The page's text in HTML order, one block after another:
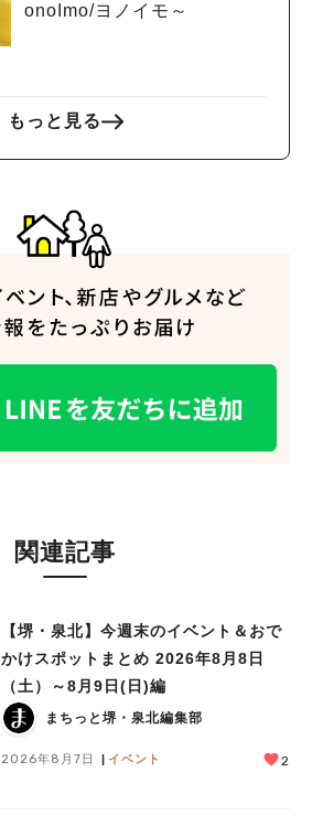
onoImo/ヨノイモ～
もっと見る
関連記事
【堺・泉北】今週末のイベント＆おで
かけスポットまとめ 2026年8月8日
（土）～8月9日(日)編
まちっと堺・泉北編集部
2026年8月7日 イベント 2